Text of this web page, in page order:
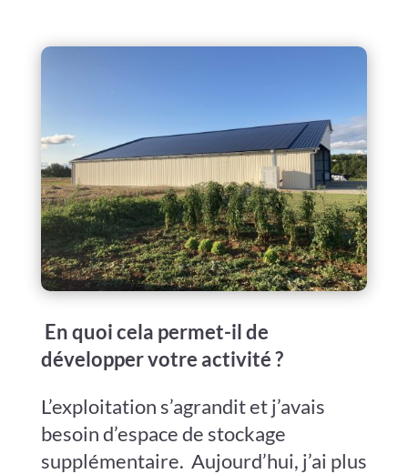
En quoi cela permet-il de
développer votre activité ?
L’exploitation s’agrandit et j’avais
besoin d’espace de stockage
supplémentaire. Aujourd’hui, j’ai plus